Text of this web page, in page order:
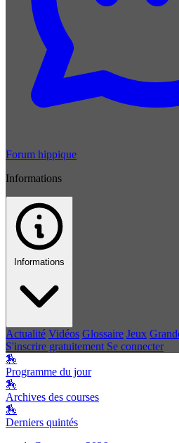
Forum hippique
Informations
Informations
Actualité Vidéos Glossaire Jeux
S'inscrire gratuitement Se connecter
🏇
Programme du jour
🏇
Archives des courses
🏇
Derniers quintés